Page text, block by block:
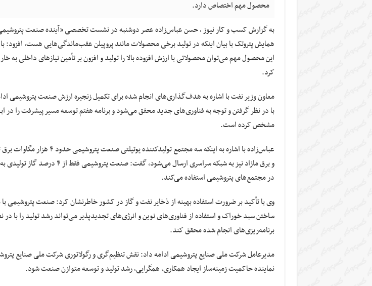
محصول مهم اختصاص دارد.
به گزارش کسب و کار نیوز ، حسن عباس‌زاده عصر دوشنبه در نشست تخصصی «آینده صنعت
همایش پتروتک با بیان اینکه در تولید برخی محصولات مانند پروپیلن عقب‌ماندگی‌هایی هست، افزود:
این محصول مهم می‌توان محصولاتی با ارزش افزوده بالا را تولید و افزون بر تأمین نیازهای داخلی به
کرد.
معاون وزیر نفت با اشاره به هدف‌گذاری‌های انجام شده برای تکمیل زنجیره ارزش صنعت پتروشیمی
با در نظر گرفتن و توجه به فناوری‌های جدید محقق می‌شود و برنامه هفتم توسعه مسیر پیشرفت را در
مشخص کرده است.
عباس‌زاده با اشاره به اینکه سه مجتمع تولیدکننده یوتیلتی
و برق مازاد نیز به شبکه سراسری ارسال می‌شود، گفت: صنعت
در مجتمع‌های پتروشیمی استفاده می‌کند.
وی با تأکید بر ضرورت استفاده بهینه از ذخایر نفت و گاز در کشور خاطرنشان کرد: صنعت پتروشیمی با
ساختن سبد خوراک و استفاده از فناوری‌های نوین و انرژی‌های تجدیدپذیر می‌تواند رشد تولید را با در
برنامه‌ریزی‌های انجام شده محقق کند.
مدیرعامل شرکت ملی صنایع پتروشیمی ادامه داد: نقش تنظیم‌گری و رگولاتوری شرکت ملی صنایع
نماینده حاکمیت زمینه‌ساز ایجاد همکاری، همگرایی، رشد تولید و توسعه متوازن صنعت شود.